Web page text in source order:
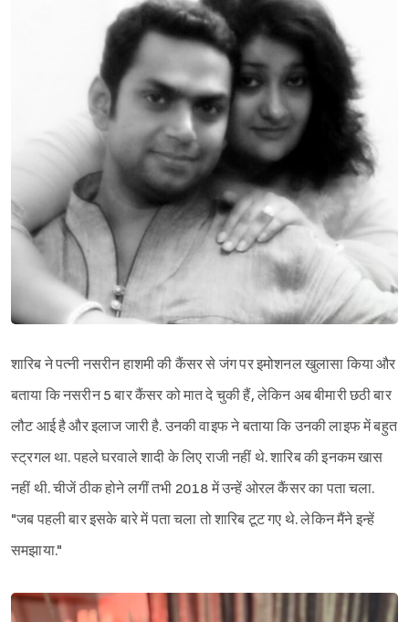
शारिब ने पत्नी नसरीन हाशमी की कैंसर से जंग पर इमोशनल खुलासा किया और
बताया कि नसरीन 5 बार कैंसर को मात दे चुकी हैं, लेकिन अब बीमारी छठी बार
लौट आई है और इलाज जारी है. उनकी वाइफ ने बताया कि उनकी लाइफ में बहुत
स्ट्रगल था. पहले घरवाले शादी के लिए राजी नहीं थे. शारिब की इनकम खास
नहीं थी. चीजें ठीक होने लगीं तभी 2018 में उन्हें ओरल कैंसर का पता चला.
"जब पहली बार इसके बारे में पता चला तो शारिब टूट गए थे. लेकिन मैंने इन्हें
समझाया."